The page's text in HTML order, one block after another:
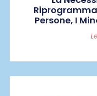
Persone, I